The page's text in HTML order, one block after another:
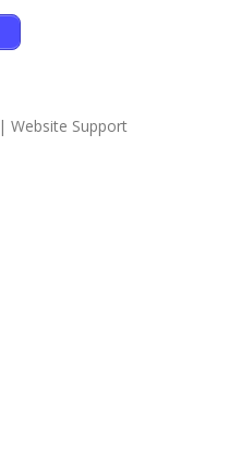
| Website Support